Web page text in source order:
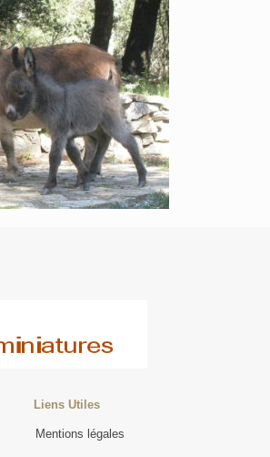
Liens Utiles
Mentions légales